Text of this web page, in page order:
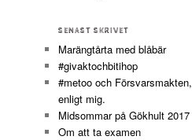
SENAST SKRIVET
Marängtårta med blåbär
#givaktochbitihop
#metoo och Försvarsmakten,
enligt mig.
Midsommar på Gökhult 2017
Om att ta examen